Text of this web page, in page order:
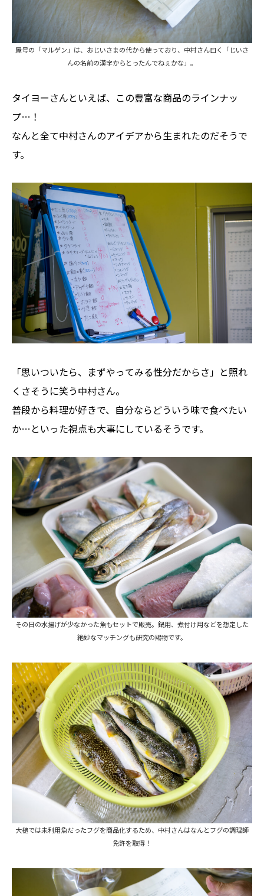
屋号の「マルゲン」は、おじいさまの代から使っており、中村さん曰く「じいさ
んの名前の漢字からとったんでねぇかな」。
タイヨーさんといえば、この豊富な商品のラインナッ
プ…！
なんと全て中村さんのアイデアから生まれたのだそうで
す。
「思いついたら、まずやってみる性分だからさ」と照れ
くさそうに笑う中村さん。
普段から料理が好きで、自分ならどういう味で食べたい
か…といった視点も大事にしているそうです。
その日の水揚げが少なかった魚もセットで販売。鍋用、煮付け用などを想定した
絶妙なマッチングも研究の賜物です。
大槌では未利用魚だったフグを商品化するため、中村さんはなんとフグの調理師
免許を取得！